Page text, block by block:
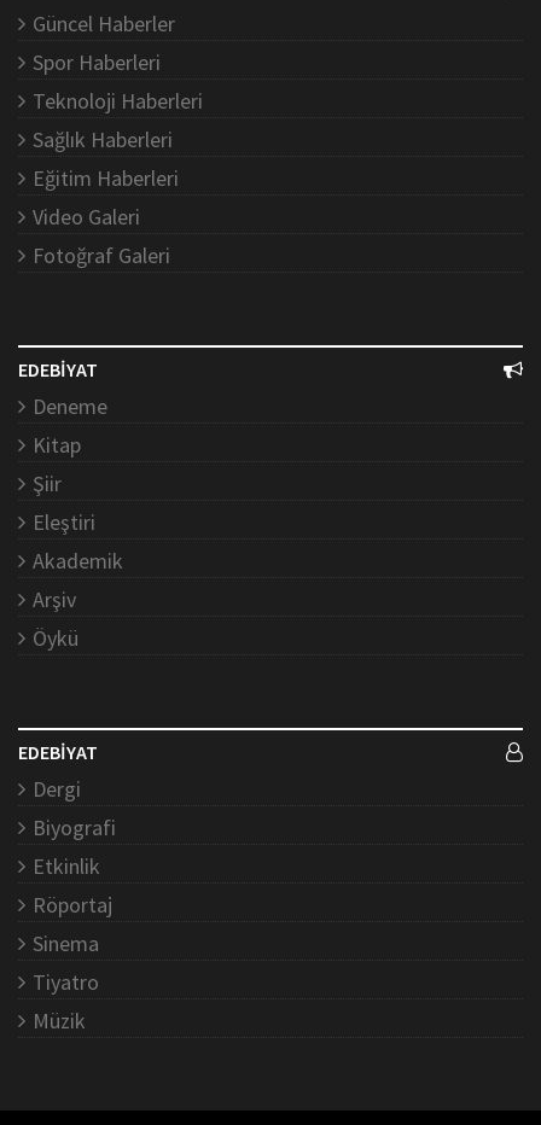
Güncel Haberler
Spor Haberleri
Teknoloji Haberleri
Sağlık Haberleri
Eğitim Haberleri
Video Galeri
Fotoğraf Galeri
EDEBİYAT
Deneme
Kitap
Şiir
Eleştiri
Akademik
Arşiv
Öykü
EDEBİYAT
Dergi
Biyografi
Etkinlik
Röportaj
Sinema
Tiyatro
Müzik